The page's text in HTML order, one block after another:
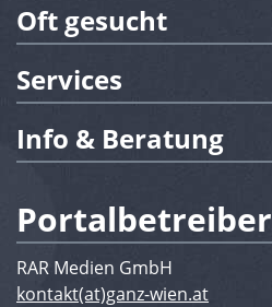
Oft gesucht
Services
Info & Beratung
Portalbetreiber
RAR Medien GmbH
kontakt(at)ganz-wien.at